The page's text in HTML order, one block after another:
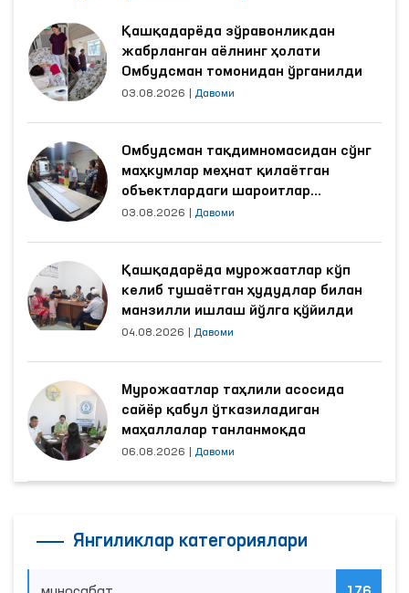
Қашқадарёда зўравонликдан
жабрланган аёлнинг ҳолати
Омбудсман томонидан ўрганилди
03.08.2026 Давоми
Омбудсман тақдимномасидан сўнг
маҳкумлар меҳнат қилаётган
объектлардаги шароитлар
яхшиланди
03.08.2026 Давоми
Қашқадарёда мурожаатлар кўп
келиб тушаётган ҳудудлар билан
манзилли ишлаш йўлга қўйилди
04.08.2026 Давоми
Мурожаатлар таҳлили асосида
сайёр қабул ўтказиладиган
маҳаллалар танланмоқда
06.08.2026 Давоми
Янгиликлар категориялари